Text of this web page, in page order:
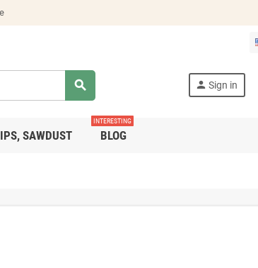
search person Sign in
SAWDUST BLOG
INTERESTING